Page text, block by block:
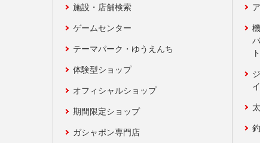
施設・店舗検索
ゲームセンター
テーマパーク・ゆうえんち
体験型ショップ
オフィシャルショップ
期間限定ショップ
ガシャポン専門店
ト